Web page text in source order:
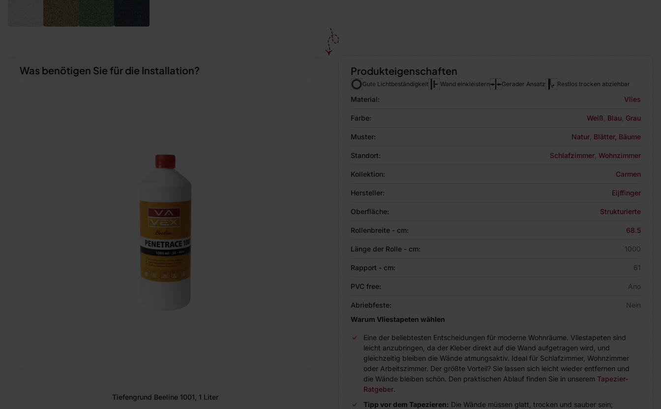
Produkteigenschaften
Gute Lichtbeständigkeit Wand einkleistern Gerader Ansatz Restlos trocken abziehbar
Material: Vlies
Farbe: Weiß Blau Grau
Muster: Natur Blätter, Bäume
Standort: Schlafzimmer Wohnzimmer
Kollektion: Carmen
Hersteller: Eijffinger
Oberfläche: Strukturierte
Rollenbreite - cm: 68.5
Länge der Rolle - cm: 1000
Rapport - cm: 61
PVC free: Ano
Abriebfeste:
Nein
Warum Vliestapeten wählen
Eine der beliebtesten Entscheidungen für moderne Wohnräume. Vliestapeten sind
leicht anzubringen, da der Kleber direkt auf die Wand aufgetragen wird, und
gleichzeitig bleiben die Wände atmungsaktiv. Ideal für Schlafzimmer, Wohnzimmer
oder Arbeitszimmer. Der größte Vorteil? Sie lassen sich leicht wieder entfernen und
die Wände bleiben schön. Den praktischen Ablauf finden Sie in unserem Tapezier-
Ratgeber.
Tipp vor dem Tapezieren: Die Wände müssen glatt, trocken und sauber sein;
Was benötigen Sie für die Installation?
Tiefengrund Beeline 1001, 1 Liter